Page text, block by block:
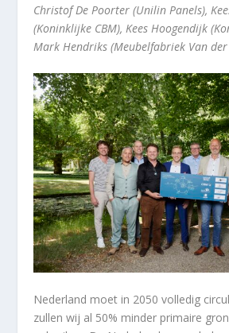
Christof De Poorter (Unilin Panels),
(Koninklijke CBM), Kees Hoogendijk
Mark Hendriks (Meubelfabriek Van
Nederland moet in 2050 volledig
zullen wij al 50% minder primaire